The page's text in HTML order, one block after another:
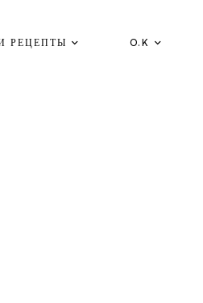
РЕЦЕПТЫ O.K